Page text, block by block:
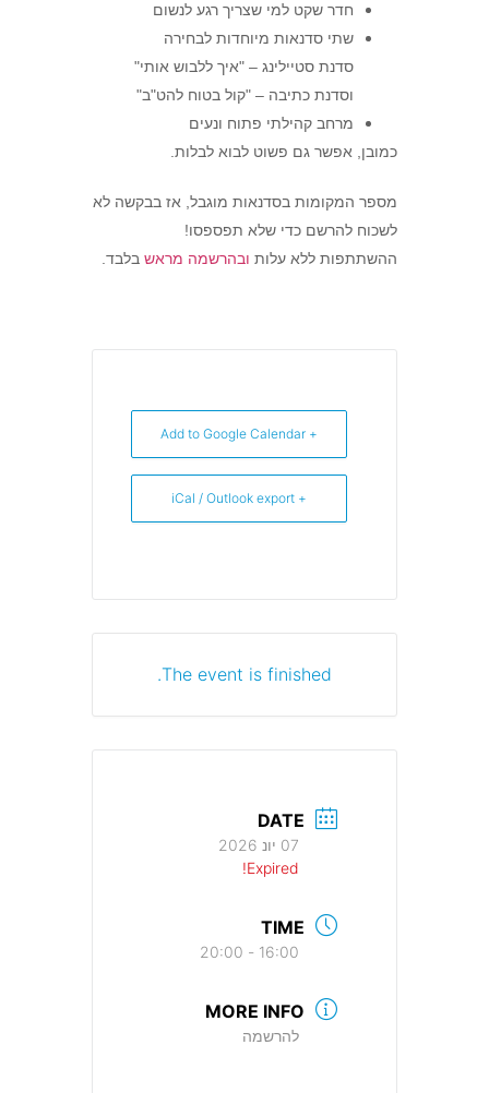
חדר שקט למי שצריך רגע לנשום
שתי סדנאות מיוחדות לבחירה
סדנת סטיילינג – "איך ללבוש אותי"
וסדנת כתיבה – "קול בטוח להט"ב"
מרחב קהילתי פתוח ונעים
כמובן, אפשר גם פשוט לבוא לבלות.
מספר המקומות בסדנאות מוגבל, אז בבקשה לא
לשכוח להרשם כדי שלא תפספסו!
ההשתתפות ללא עלות ובהרשמה מראש בלבד.
+ Add to Google Calendar
+ iCal / Outlook export
The event is finished.
DATE
07 יונ 2026
Expired!
TIME
16:00 - 20:00
MORE INFO
להרשמה